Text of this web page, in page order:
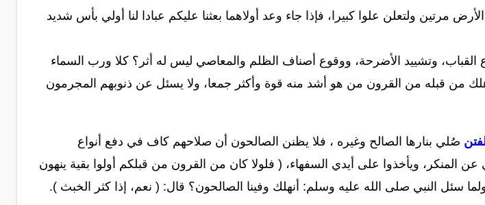
مرتين ولتعلن علوا كبيرا، فإذا جاء وعد أولاهما بعثنا عليكم عبادا لنا أولي بأس شديد
وتشييد الأضرحة، ووقوع أصناف الظلم والمعاصي ليس له أثر؟ كلا ورب السماء
من قبله من القرون من هو أشد منه قوة وأكثر جمعا، ولا يسئل عن ذنوبهم المجرمون
صُلي بنارها الصالح وغيره ، فلا يظنن الصالحون أن صلاحهم كاف في دفع أنواع
المنكر، ويأخذوا على أيدي السفهاء، ( فلولا كان من القرون من قبلكم أولوا بقية ينهون
سئل النبي صلى الله عليه وسلم: أنهلك وفينا الصالحون؟ قال: ( نعم، إذا كثر الخبث ).